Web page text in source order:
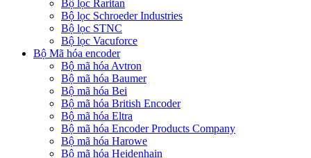
Bộ lọc Raritan
Bộ lọc Schroeder Industries
Bộ lọc STNC
Bộ lọc Vacuforce
Bộ Mã hóa encoder
Bộ mã hóa Avtron
Bộ mã hóa Baumer
Bộ mã hóa Bei
Bộ mã hóa British Encoder
Bộ mã hóa Eltra
Bộ mã hóa Encoder Products Company
Bộ mã hóa Harowe
Bộ mã hóa Heidenhain